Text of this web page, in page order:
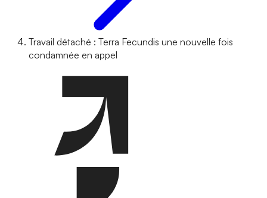
Travail détaché : Terra Fecundis une nouvelle fois
condamnée en appel